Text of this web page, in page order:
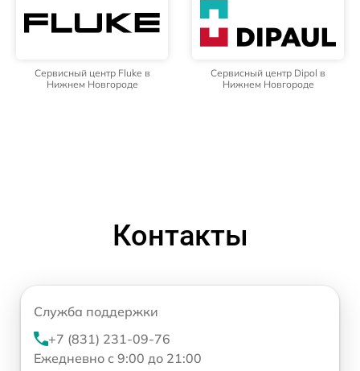
Сервисный центр Fluke в
Нижнем Новгороде
Сервисный центр Dipol в
Нижнем Новгороде
Контакты
Служба поддержки
+7 (831) 231-09-76
Ежедневно с 9:00 до 21:00